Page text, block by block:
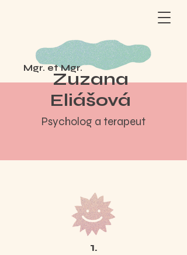
Psycholog a terapeut
Zuzana
Eliášová
Mgr. et Mgr.
1.